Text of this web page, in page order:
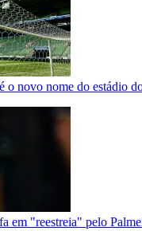
o novo nome do estádio
em "reestreia" pelo